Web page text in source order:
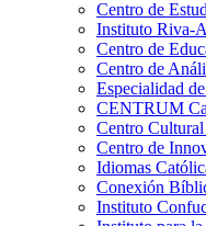
Centro de
Instituto Riva-
Centro de
Centro de
Especialidad
CENTRUM
Centro
Centro de
Idiomas
Conexión
Instituto